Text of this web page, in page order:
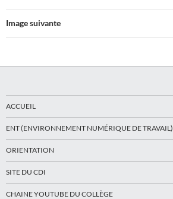
Image suivante
ACCUEIL
ENT (ENVIRONNEMENT NUMÉRIQUE DE TRAVAIL)
ORIENTATION
SITE DU CDI
CHAINE YOUTUBE DU COLLÈGE